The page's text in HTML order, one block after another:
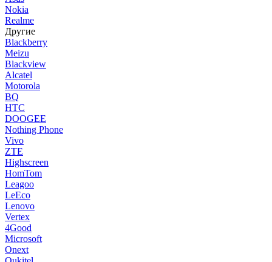
Nokia
Realme
Другие
Blackberry
Meizu
Blackview
Alcatel
Motorola
BQ
HTC
DOOGEE
Nothing Phone
Vivo
ZTE
Highscreen
HomTom
Leagoo
LeEco
Lenovo
Vertex
4Good
Microsoft
Onext